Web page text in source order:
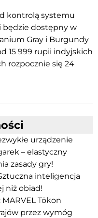
kontrolą systemu
i będzie dostępny w
Gray i Burgundy
15 999 rupii indyjskich
rozpocznie się 24
Telegram
urządzenie
– elastyczny
zasady gry!
inteligencja
niż obiad!
Tōkon
przez wymóg